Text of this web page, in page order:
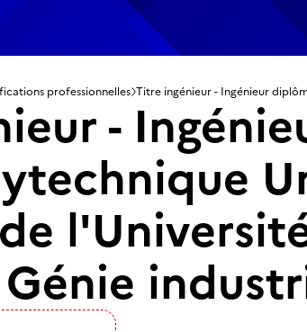
professionnelles
-